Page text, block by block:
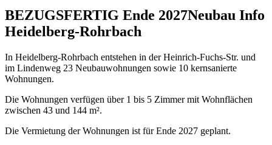
BEZUGSFERTIG Ende 2027Neubau Info
Heidelberg-Rohrbach
In Heidelberg-Rohrbach entstehen in der Heinrich-Fuchs-Str. und
im Lindenweg 23 Neubauwohnungen sowie 10 kernsanierte
Wohnungen.
Die Wohnungen verfügen über 1 bis 5 Zimmer mit Wohnflächen
zwischen 43 und 144 m².
Die Vermietung der Wohnungen ist für Ende 2027 geplant.